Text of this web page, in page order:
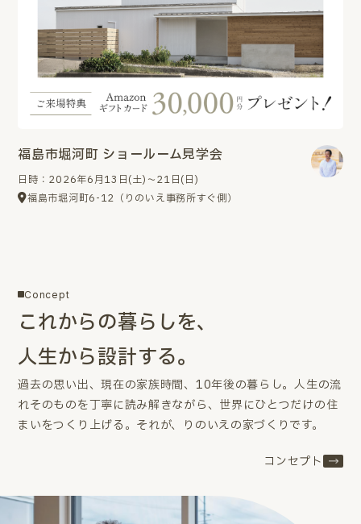
福島市堀河町 ショールーム見学会
日時：2026年6月13日(土)～21日(日)
福島市堀河町6-12（りのいえ事務所すぐ側）
Concept
これからの暮らしを、
人生から設計する。
過去の思い出、現在の家族時間、10年後の暮らし。人生の流
れそのものを丁寧に読み解きながら、世界にひとつだけの住
まいをつくり上げる。 それが、りのいえの家づくりです。
コンセプト